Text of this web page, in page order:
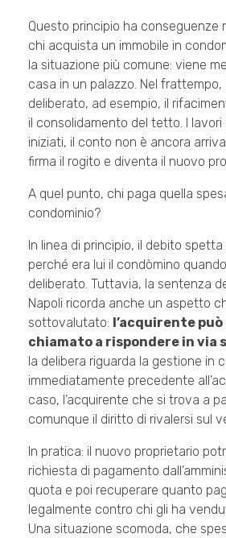
Questo principio ha conseguenze
chi acquista un immobile in
la situazione più comune: viene
casa in un palazzo. Nel frattempo,
deliberato, ad esempio, il
il consolidamento del tetto. I
iniziati, il conto non è ancora
firma il rogito e diventa il nuovo
A quel punto, chi paga quella
condominio?
In linea di principio, il debito
perché era lui il condòmino
deliberato. Tuttavia, la sentenza
Napoli ricorda anche un aspetto
sottovalutato: l’acquirente può
chiamato a rispondere in via
la delibera riguarda la gestione in
immediatamente precedente
caso, l’acquirente che si trova a
comunque il diritto di rivalersi sul
In pratica: il nuovo proprietario
richiesta di pagamento
quota e poi recuperare quanto
legalmente contro chi gli ha
Una situazione scomoda, che